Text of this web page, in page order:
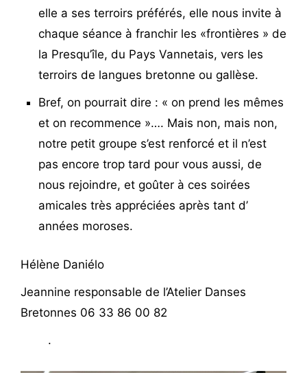
elle a ses terroirs préférés, elle nous invite à
chaque séance à franchir les «frontières » de
la Presqu’île, du Pays Vannetais, vers les
terroirs de langues bretonne ou gallèse.
Bref, on pourrait dire : « on prend les mêmes
et on recommence »…. Mais non, mais non,
notre petit groupe s’est renforcé et il n’est
pas encore trop tard pour vous aussi, de
nous rejoindre, et goûter à ces soirées
amicales très appréciées après tant d’
années moroses.
Hélène Daniélo
Jeannine responsable de l’Atelier Danses
Bretonnes 06 33 86 00 82
.